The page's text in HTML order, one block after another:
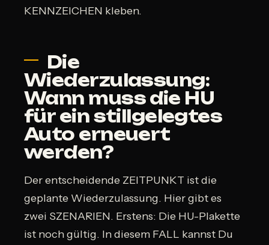
KENNZEICHEN kleben.
Die
Wiederzulassung:
Wann muss die HU
für ein stillgelegtes
Auto erneuert
werden?
Der entscheidende ZEITPUNKT ist die
geplante Wiederzulassung. Hier gibt es
zwei SZENARIEN. Erstens: Die HU-Plakette
ist noch gültig. In diesem FALL kannst Du